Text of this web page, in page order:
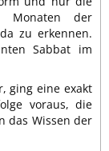
Monaten der
zu erkennen.
Sabbat im
ging eine exakt
voraus, die
das Wissen der